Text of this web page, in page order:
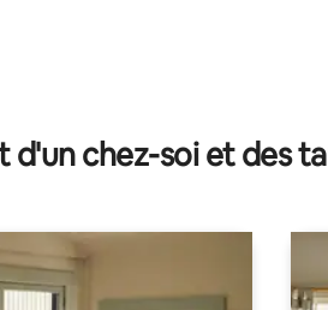
base de 476 commentaires : 4,81 sur
d'un chez-soi et des